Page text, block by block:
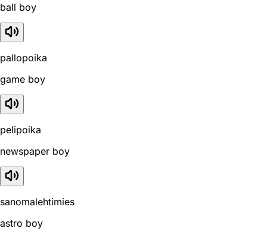
ball boy
pallopoika
game boy
pelipoika
newspaper boy
sanomalehtimies
astro boy